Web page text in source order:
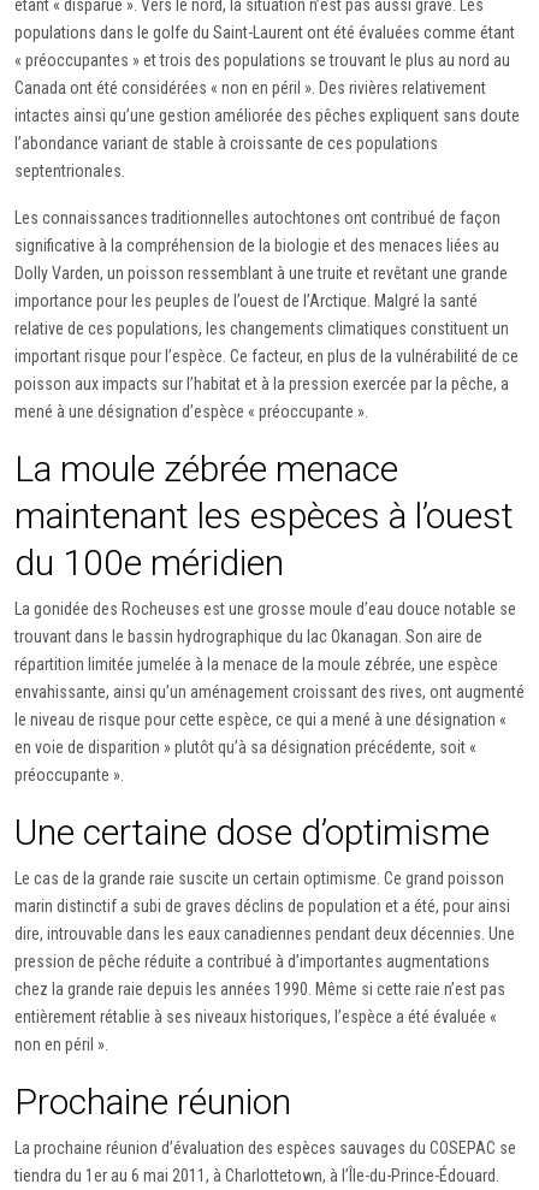
étant « disparue ». Vers le nord, la situation n’est pas aussi grave. Les
populations dans le golfe du Saint-Laurent ont été évaluées comme étant
« préoccupantes » et trois des populations se trouvant le plus au nord au
Canada ont été considérées « non en péril ». Des rivières relativement
intactes ainsi qu’une gestion améliorée des pêches expliquent sans doute
l’abondance variant de stable à croissante de ces populations
septentrionales.
Les connaissances traditionnelles autochtones ont contribué de façon
significative à la compréhension de la biologie et des menaces liées au
Dolly Varden, un poisson ressemblant à une truite et revêtant une grande
importance pour les peuples de l’ouest de l’Arctique. Malgré la santé
relative de ces populations, les changements climatiques constituent un
important risque pour l’espèce. Ce facteur, en plus de la vulnérabilité de ce
poisson aux impacts sur l’habitat et à la pression exercée par la pêche, a
mené à une désignation d’espèce « préoccupante ».
La moule zébrée menace
maintenant les espèces à l’ouest
du 100e méridien
La gonidée des Rocheuses est une grosse moule d’eau douce notable se
trouvant dans le bassin hydrographique du lac Okanagan. Son aire de
répartition limitée jumelée à la menace de la moule zébrée, une espèce
envahissante, ainsi qu’un aménagement croissant des rives, ont augmenté
le niveau de risque pour cette espèce, ce qui a mené à une désignation «
en voie de disparition » plutôt qu’à sa désignation précédente, soit «
préoccupante ».
Une certaine dose d’optimisme
Le cas de la grande raie suscite un certain optimisme. Ce grand poisson
marin distinctif a subi de graves déclins de population et a été, pour ainsi
dire, introuvable dans les eaux canadiennes pendant deux décennies. Une
pression de pêche réduite a contribué à d’importantes augmentations
chez la grande raie depuis les années 1990. Même si cette raie n’est pas
entièrement rétablie à ses niveaux historiques, l’espèce a été évaluée «
non en péril ».
Prochaine réunion
La prochaine réunion d’évaluation des espèces sauvages du COSEPAC se
tiendra du 1er au 6 mai 2011, à Charlottetown, à l’Île-du-Prince-Édouard.